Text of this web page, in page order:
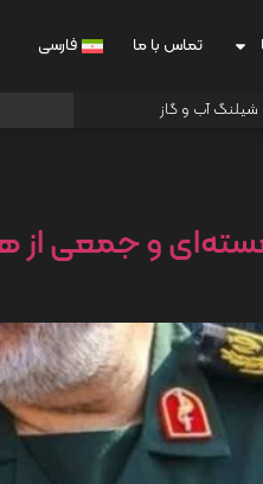
تماس با ما فارسی
شیلنگ آب و گاز
هسته‌ای و جمعی